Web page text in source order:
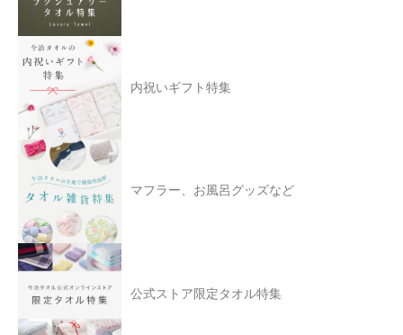
内祝いギフト特集
マフラー、お風呂グッズなど
公式ストア限定タオル特集